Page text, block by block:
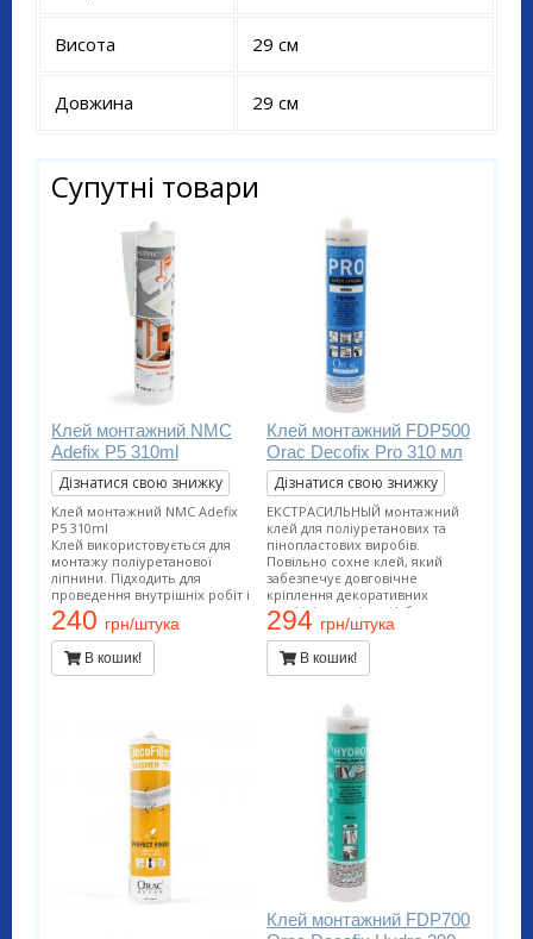
Висота 29 см
Довжина 29 см
Супутні товари
Клей монтажний NMC
Adefix P5 310ml
Дізнатися свою знижку
Клей монтажний NMC Adefix
P5 310ml
Клей використовується для
монтажу поліуретанової
ліпнини. Підходить для
проведення внутрішніх робіт і
застосування на пористих
поверхнях. Витрата тюбика 12
метрів погонних.
240 грн/штука
В кошик!
Клей монтажний FDP500
Orac Decofix Pro 310 мл
Дізнатися свою знижку
ЕКСТРАСИЛЬНЫЙ монтажний
клей для поліуретанових та
пінопластових виробів.
Повільно сохне клей, який
забезпечує довговічне
кріплення декоративних
профілів на стінах і/або
стелях. Підходить для
проведення внутрішніх робіт і
застосування на пористих
поверхнях. Витрата тюбика 12
294 грн/штука
В кошик!
Клей монтажний FDP700